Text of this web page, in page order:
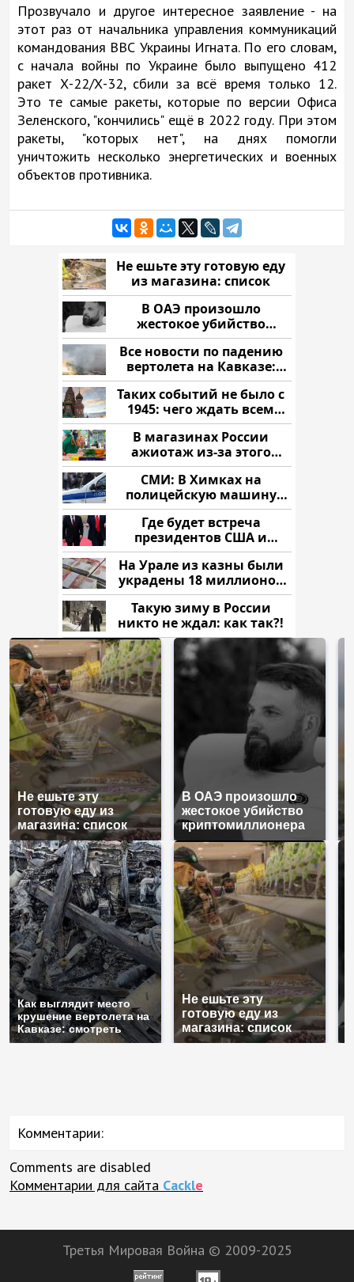
Прозвучало и другое интересное заявление - на
этот раз от начальника управления коммуникаций
командования ВВС Украины Игната. По его словам,
с начала войны по Украине было выпущено 412
ракет Х-22/Х-32, сбили за всё время только 12.
Это те самые ракеты, которые по версии Офиса
Зеленского, "кончились" ещё в 2022 году. При этом
ракеты, "которых нет", на днях помогли
уничтожить несколько энергетических и военных
объектов противника.
Не ешьте эту готовую еду
из магазина: список
В ОАЭ произошло
жестокое убийство
криптомиллионера
Все новости по падению
вертолета на Кавказе:
читать здесь
Таких событий не было с
1945: чего ждать всем
нам?
В магазинах России
ажиотаж из-за этого
продукта: что купить?
СМИ: В Химках на
полицейскую машину
напали и подожгли.
Где будет встреча
президентов США и
России: Европа?
На Урале из казны были
украдены 18 миллионов
рублей
Такую зиму в России
никто не ждал: как так?!
Не ешьте эту
готовую еду из
магазина: список
В ОАЭ произошло
жестокое убийство
криптомиллионера
Как выглядит место
крушение вертолета на
Кавказе: смотреть
Не ешьте эту
готовую еду из
магазина: список
Комментарии:
Comments are disabled
Комментарии для сайта Cackle
Третья Мировая Война © 2009-2025